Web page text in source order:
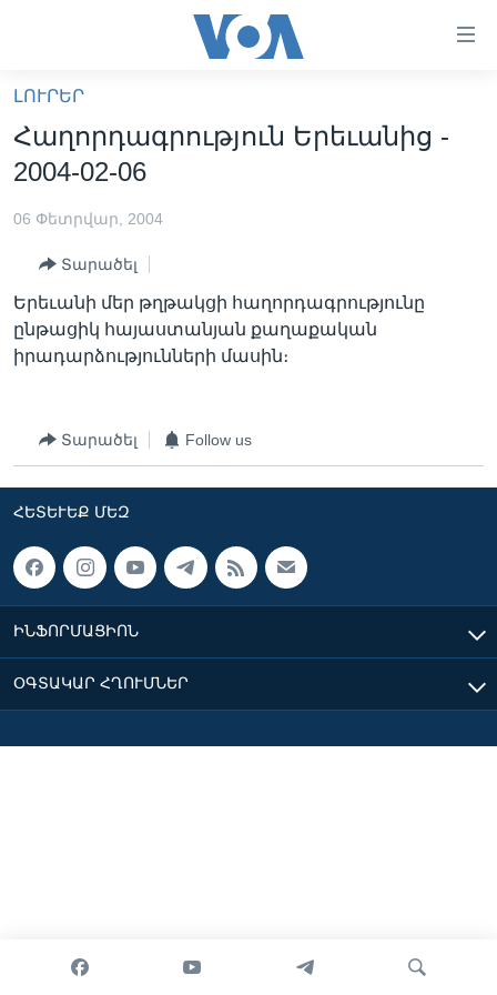
հիմնական
բովանդակությանը
անցնել
բովանդակությանը
բովանդակություն
ԼՈՒՐԵՐ
ՖԻԼՄԵՐ
ՖԻԼՄԵՐ
IN ENGLISH
ՄԵՐ ՄԱՍԻՆ
ՄԵՐ ՄԱՍԻՆ
ԿԱՊ ՄԵԶ ՀԵՏ
ՈՒԿՐԱԻՆԱԿԱՆ ՊԱՏԵՐԱԶՄ
Լեզուներ
ԼՈՒՐԵՐ
Հաղորդագրություն Երեւանից -
2004-02-06
06 Փետրվար, 2004
Տարածել
Երեւանի մեր թղթակցի հաղորդագրությունը
ընթացիկ հայաստանյան քաղաքական
իրադարձությունների մասին։
Տարածել Follow us
ՀԵՏԵՒԵՔ ՄԵԶ
ԻՆՖՈՐՄԱՑԻՈՆ
ՕԳՏԱԿԱՐ ՀՂՈՒՄՆԵՐ